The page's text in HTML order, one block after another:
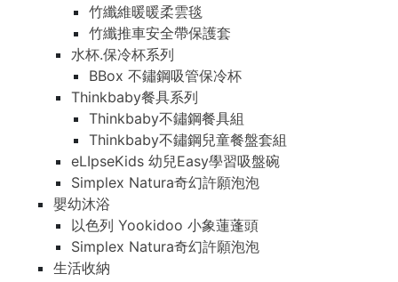
竹纖維暖暖柔雲毯
竹纖推車安全帶保護套
水杯.保冷杯系列
BBox 不鏽鋼吸管保冷杯
Thinkbaby餐具系列
Thinkbaby不鏽鋼餐具組
Thinkbaby不鏽鋼兒童餐盤套組
eLIpseKids 幼兒Easy學習吸盤碗
Simplex Natura奇幻許願泡泡
嬰幼沐浴
以色列 Yookidoo 小象蓮蓬頭
Simplex Natura奇幻許願泡泡
生活收納